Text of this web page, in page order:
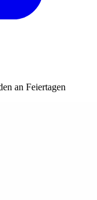
an Feiertagen